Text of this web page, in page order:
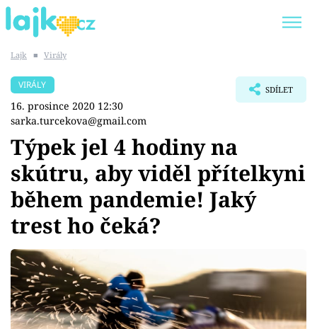
SHOPAHOLICADEL
Témata
Showbyznys
Youtubeři
Virály
Sex a vztahy
Lajk ■ Virály
VIRÁLY
16. prosince 2020 12:30
sarka.turcekova@gmail.com
SDÍLET
Týpek jel 4 hodiny na
skútru, aby viděl přítelkyni
během pandemie! Jaký
trest ho čeká?